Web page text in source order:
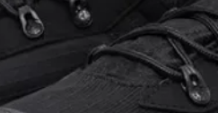
comprimento e
segurança;
sem a fita